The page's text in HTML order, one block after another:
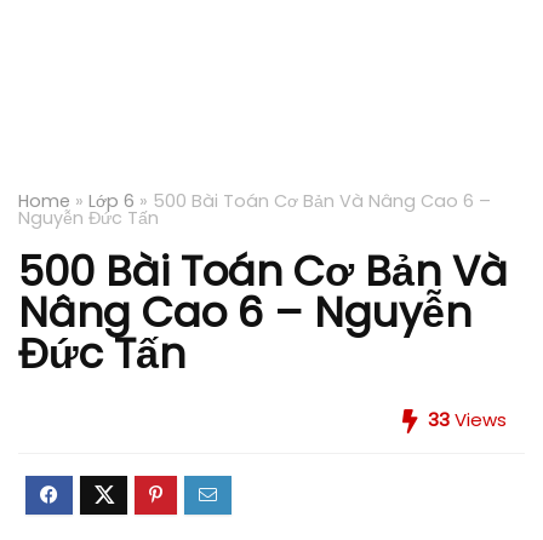
Home » Lớp 6 » 500 Bài Toán Cơ Bản Và Nâng Cao 6 –
Nguyễn Đức Tấn
500 Bài Toán Cơ Bản Và
Nâng Cao 6 – Nguyễn
Đức Tấn
33Views